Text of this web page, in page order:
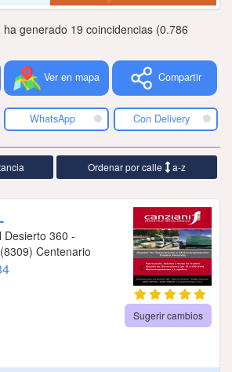
Publicidad
Tiendacores
Contactenos
ha generado 19 coincidencias (0.786
Ver en mapa Compartir
WhatsApp Con Delivery
Ordenar por calle a-z
Desierto 360 -
Centenario
Sugerir cambios